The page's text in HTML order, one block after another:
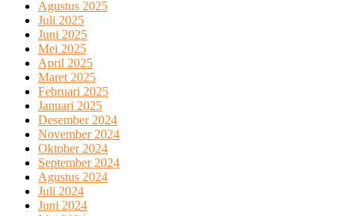
Agustus 2025
Juli 2025
Juni 2025
Mei 2025
April 2025
Maret 2025
Februari 2025
Januari 2025
Desember 2024
November 2024
Oktober 2024
September 2024
Agustus 2024
Juli 2024
Juni 2024